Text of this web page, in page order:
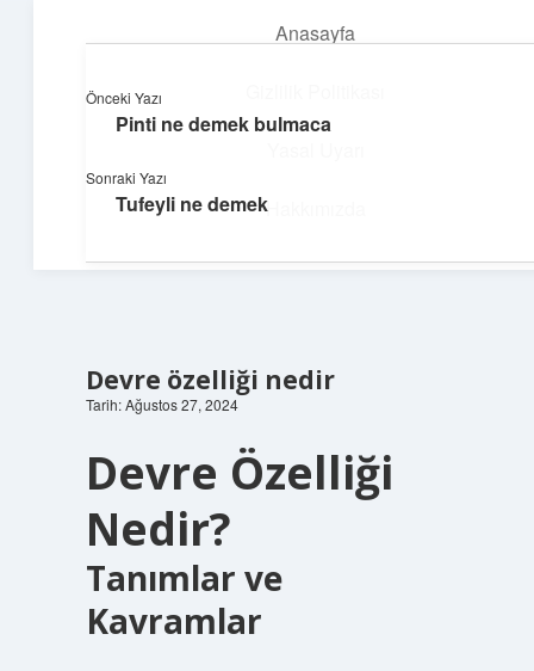
Anasayfa
Hakkımızda
Dijital dünyada keyifli bir macera!
Devre özelliği nedir
Tarih: Ağustos 27, 2024
Devre Özelliği
Nedir?
Tanımlar ve
Kavramlar
Önceki Yazı
Pinti ne demek bulmaca
Sonraki Yazı
Tufeyli ne demek